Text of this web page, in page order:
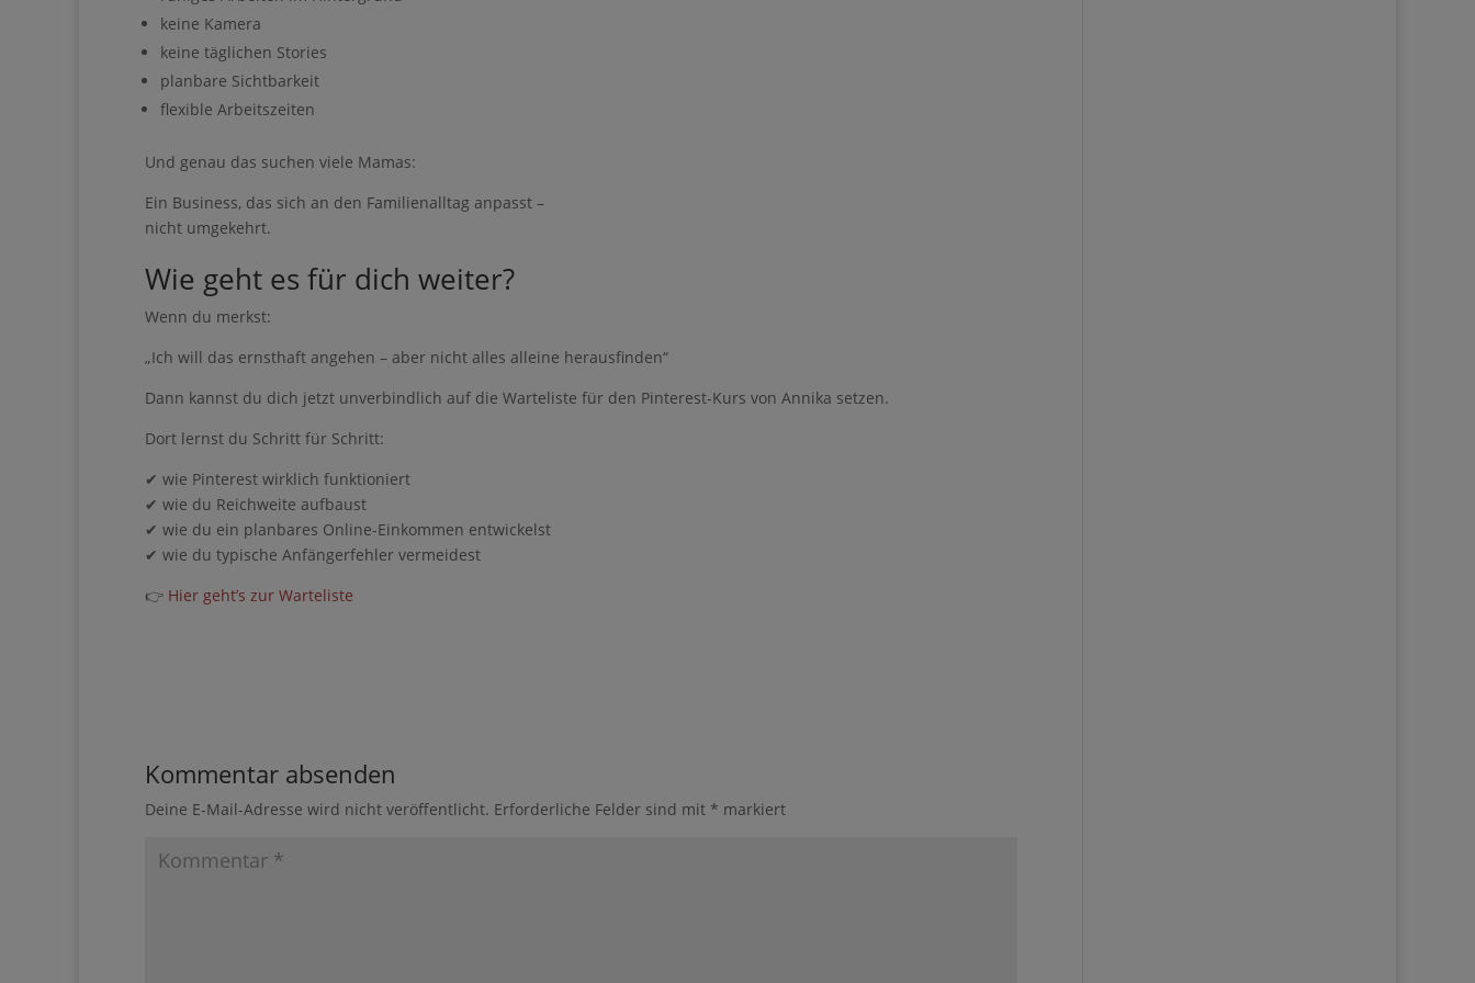
Ein Business, das sich an den Familienalltag anpasst –
Wie geht es für dich weiter?
„Ich will das ernsthaft angehen – aber nicht alles alleine herausfinden“
Dann kannst du dich jetzt unverbindlich auf die Warteliste für den Pinterest-Kurs von Annika setzen.
✔ wie Pinterest wirklich funktioniert
✔ wie du Reichweite aufbaust
✔ wie du ein planbares Online-Einkommen entwickelst
✔ wie du typische Anfängerfehler vermeidest
Hier geht’s zur Warteliste
Kommentar absenden
Informationen an Brevo zur Bearbeitung gemäß den
Jetzt starten